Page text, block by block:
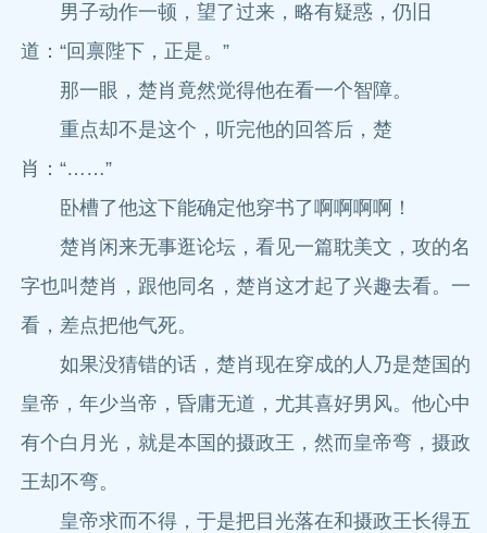
男子动作一顿，望了过来，略有疑惑，仍旧
道：“回禀陛下，正是。”
那一眼，楚肖竟然觉得他在看一个智障。
重点却不是这个，听完他的回答后，楚
肖：“……”
卧槽了他这下能确定他穿书了啊啊啊啊！
楚肖闲来无事逛论坛，看见一篇耽美文，攻的名
字也叫楚肖，跟他同名，楚肖这才起了兴趣去看。一
看，差点把他气死。
如果没猜错的话，楚肖现在穿成的人乃是楚国的
皇帝，年少当帝，昏庸无道，尤其喜好男风。他心中
有个白月光，就是本国的摄政王，然而皇帝弯，摄政
王却不弯。
皇帝求而不得，于是把目光落在和摄政王长得五